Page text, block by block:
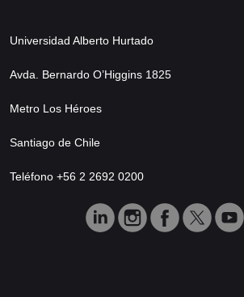
Universidad Alberto Hurtado
Avda. Bernardo O’Higgins 1825
Metro Los Héroes
Santiago de Chile
Teléfono +56 2 2692 0200